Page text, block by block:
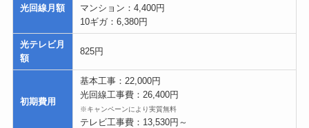
光回線月額
マンション：4,400円
10ギガ：6,380円
光テレビ月
額
825円
初期費用
基本工事：22,000円
光回線工事費：26,400円
※キャンペーンにより実質無料
テレビ工事費：13,530円～